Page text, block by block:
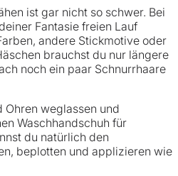
ist gar nicht so schwer. Bei
Fantasie freien Lauf
andere Stickmotive oder
brauchst du nur längere
noch ein paar Schnurrhaare
Ohren weglassen und
Waschhandschuh für
du natürlich den
beplotten und applizieren wie